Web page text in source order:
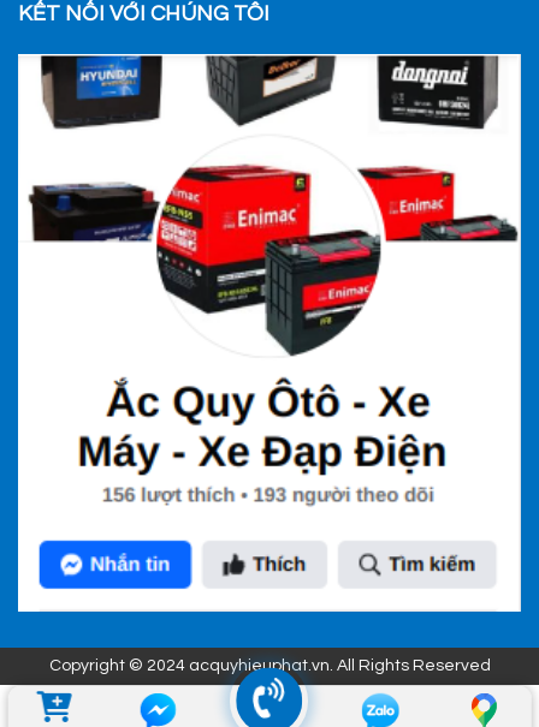
KẾT NỐI VỚI CHÚNG TÔI
Copyright © 2024 acquyhieuphat.vn. All Rights Reserved